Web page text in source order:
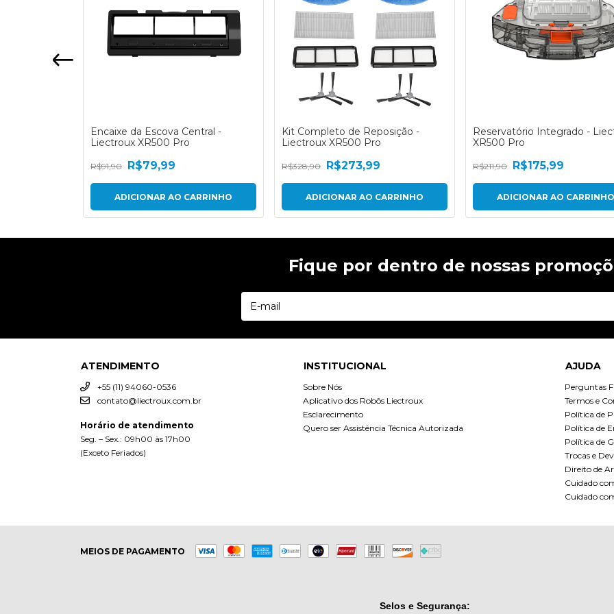
Encaixe da Escova Central -
Liectroux XR500 Pro
R$91,90 R$79,99
Kit Completo de Reposição -
Liectroux XR500 Pro
R$328,90 R$273,99
Reservatório Integrado -
XR500 Pro
R$211,90 R$175,99
Fique por dentro de nossas
ATENDIMENTO
+55 (11) 94060-0536
contato@liectroux.com.br
Horário de atendimento
Seg. – Sex.: 09h00 às 17h00
(Exceto Feriados)
INSTITUCIONAL
Sobre Nós
Aplicativo dos Robôs Liectroux
Esclarecimento
Quero ser Assistência Técnica Autorizada
AJUDA
Perguntas
Termos e
Política de
Política de
Política de
Trocas e
Direito de
Cuidado
Cuidado
MEIOS DE PAGAMENTO
Selos e Segurança: